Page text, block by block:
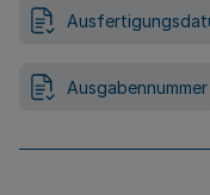
Ausgabennummer